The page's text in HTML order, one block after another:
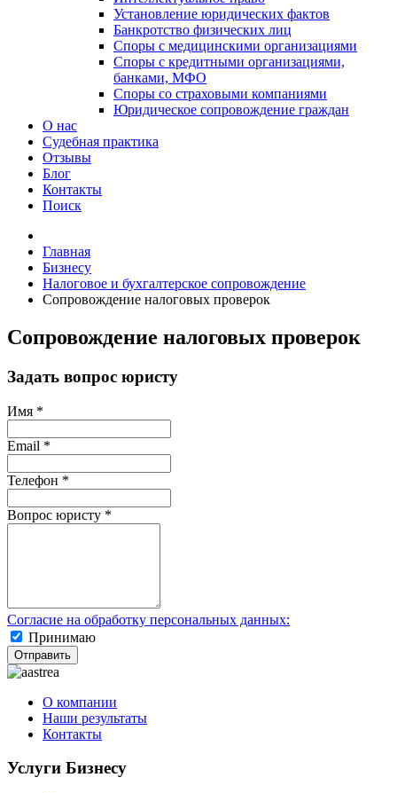
Установление юридических фактов
Банкротство физических лиц
Споры с медицинскими организациями
Споры с кредитными организациями,
банками, МФО
Споры со страховыми компаниями
Юридическое сопровождение граждан
О нас
Судебная практика
Отзывы
Блог
Контакты
Поиск
Главная
Бизнесу
Налоговое и бухгалтерское сопровождение
Сопровождение налоговых проверок
Сопровождение налоговых проверок
Задать вопрос юристу
Имя *
Email *
Телефон *
Вопрос юристу *
Согласие на обработку персональных данных:
Принимаю
Отправить
О компании
Наши результаты
Контакты
Услуги Бизнесу